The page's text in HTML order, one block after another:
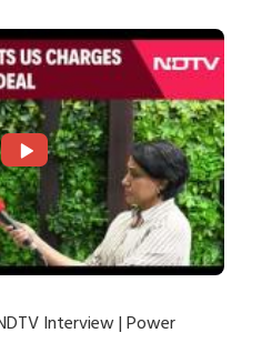
Interview | Power